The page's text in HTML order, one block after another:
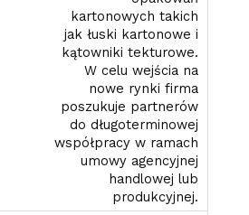
kartonowych takich
jak łuski kartonowe i
kątowniki tekturowe.
W celu wejścia na
nowe rynki firma
poszukuje partnerów
do długoterminowej
współpracy w ramach
umowy agencyjnej
handlowej lub
produkcyjnej.